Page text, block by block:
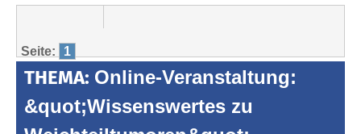
Seite: 1
THEMA: Online-Veranstaltung:
&quot;Wissenswertes zu